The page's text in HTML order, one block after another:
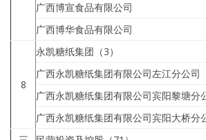
广西博宣食品有限公司
广西博华食品有限公司
8
永凯糖纸集团（3）
广西永凯糖纸集团有限公司左江分公司
广西永凯糖纸集团有限公司宾阳黎塘分
广西永凯糖纸集团有限公司宾阳大桥分